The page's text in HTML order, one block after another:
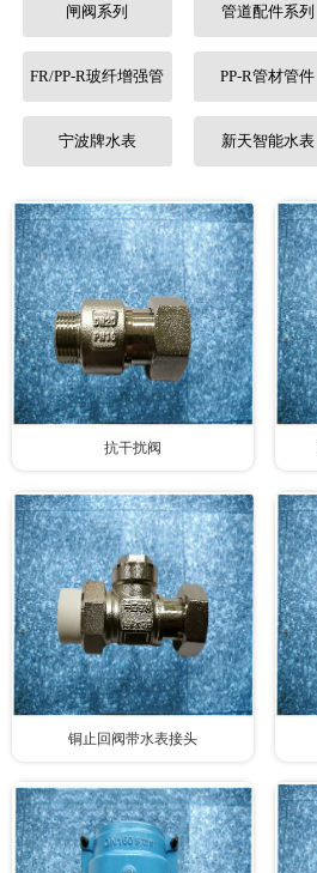
闸阀系列 管道配件系列
FR/PP-R玻纤增强管 PP-R管材管件
宁波牌水表 新天智能水表
抗干扰阀
铜止回阀带水表接头
行业知识
联系我们